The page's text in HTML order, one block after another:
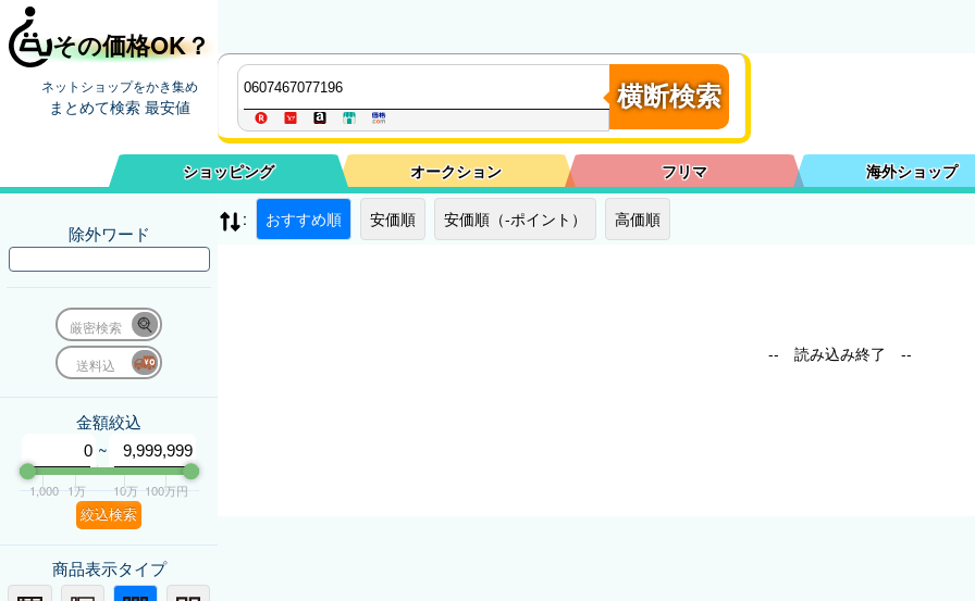
その価格OK？
ネットショップをかき集め
まとめて検索 最安値 横断検索
ショッピング オークション フリマ 海外ショップ
除外ワード
厳密検索
送料込
金額絞込
~
1,000 1万 10万 100万円
絞込検索
商品表示タイプ
: おすすめ順 安価順 安価順（-ポイント） 高価順
-- 読み込み終了 --